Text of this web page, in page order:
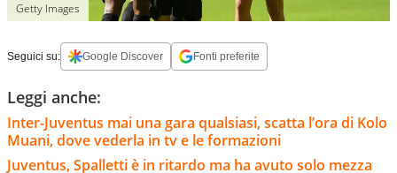
Getty Images
Seguici su: Google Discover Fonti preferite
Leggi anche:
Inter-Juventus mai una gara qualsiasi, scatta l’ora di Kolo
Muani, dove vederla in tv e le formazioni
Juventus, Spalletti è in ritardo ma ha avuto solo mezza